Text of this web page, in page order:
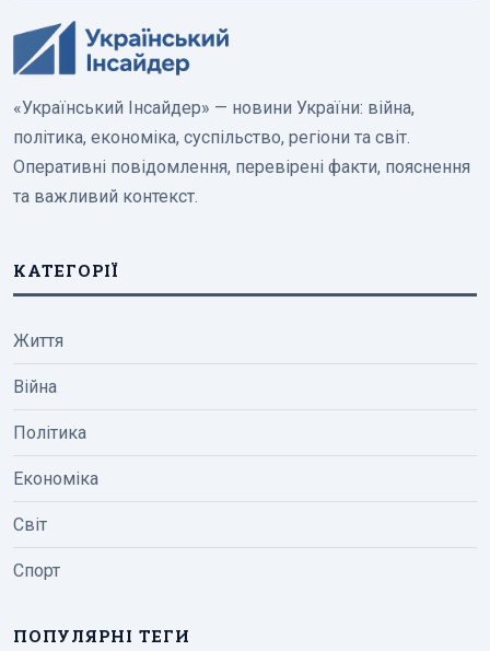
«Український Інсайдер» — новини України: війна,
політика, економіка, суспільство, регіони та світ.
Оперативні повідомлення, перевірені факти, пояснення
та важливий контекст.
КАТЕГОРІЇ
Життя
Війна
Політика
Економіка
Світ
Спорт
ПОПУЛЯРНІ ТЕГИ